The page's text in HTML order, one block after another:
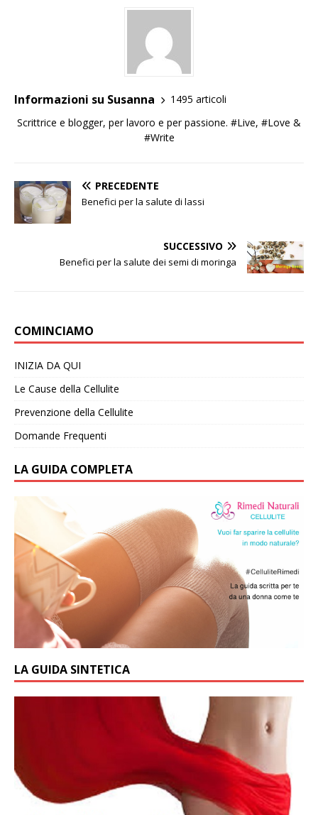
Informazioni su Susanna
1495 articoli
Scrittrice e blogger, per lavoro e per passione. #Live, #Love &
#Write
PRECEDENTE
Benefici per la salute di lassi
SUCCESSIVO
Benefici per la salute dei semi di moringa
COMINCIAMO
INIZIA DA QUI
Le Cause della Cellulite
Prevenzione della Cellulite
Domande Frequenti
LA GUIDA COMPLETA
LA GUIDA SINTETICA